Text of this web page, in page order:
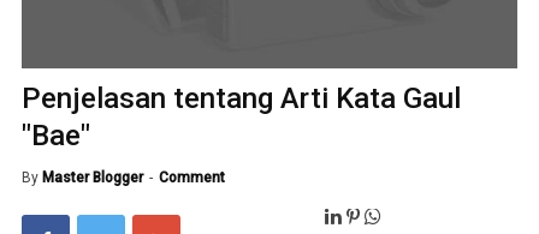
Penjelasan tentang Arti Kata Gaul
"Bae"
By Master Blogger Comment